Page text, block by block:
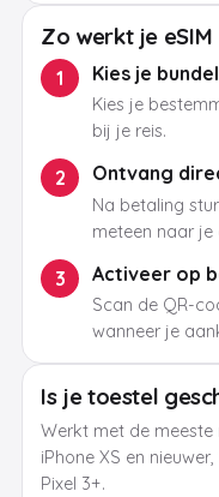
Zo werkt je eSIM
1 Kies je bundel
Kies je
bij je reis.
2 Ontvang
Na betaling
meteen naar je
3 Activeer op
Scan de QR-
wanneer je
Is je toestel
Werkt met de meeste
iPhone XS en
Pixel 3+.